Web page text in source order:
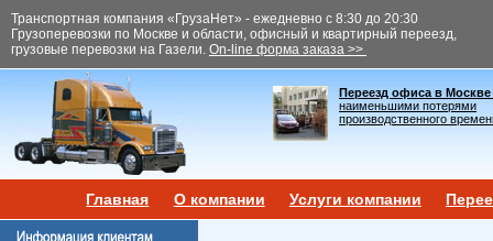
Транспортная компания «ГрузаНет» - ежедневно с 8:30 до 20:30
Грузоперевозки по Москве и области, офисный и квартирный переезд,
грузовые перевозки на Газели. On-line форма заказа >>
Переезд офиса в Москве
наименьшими потерями
производственного
Главная О компании Услуги компании